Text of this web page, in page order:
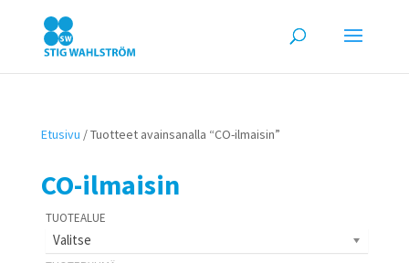
Etusivu / Tuotteet avainsanalla “CO-ilmaisin”
CO-ilmaisin
Valitse